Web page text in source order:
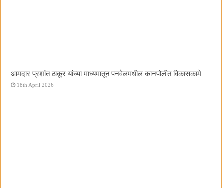
आमदार प्रशांत ठाकूर यांच्या माध्यमातून पनवेलमधील कानपोलीत विकासकामे
18th April 2026